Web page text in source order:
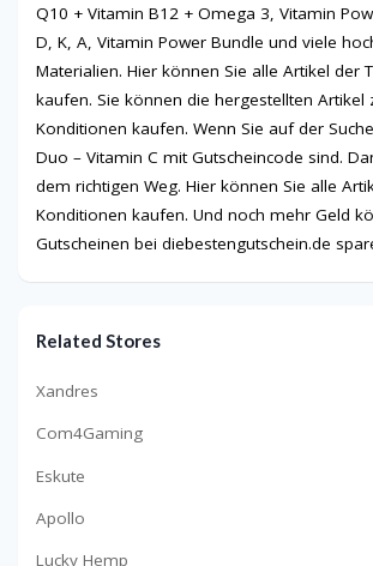
Q10 + Vitamin B12 + Omega 3, Vitamin
D, K, A, Vitamin Power Bundle und viele
Materialien. Hier können Sie alle Artikel der
kaufen. Sie können die hergestellten Artikel
Konditionen kaufen. Wenn Sie auf der
Duo – Vitamin C mit Gutscheincode sind.
dem richtigen Weg. Hier können Sie alle
Konditionen kaufen. Und noch mehr Geld
Gutscheinen bei diebestengutschein.de
Related Stores
Xandres
Com4Gaming
Eskute
Apollo
Lucky Hemp